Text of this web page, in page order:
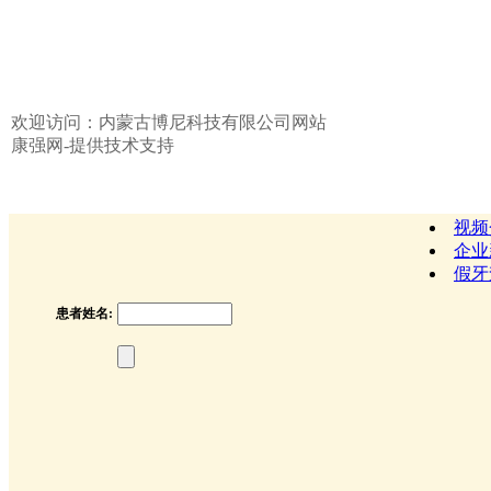
欢迎访问：内蒙古博尼科技有限公司网站
康强网-提供技术支持
视
企
假
患者姓名: